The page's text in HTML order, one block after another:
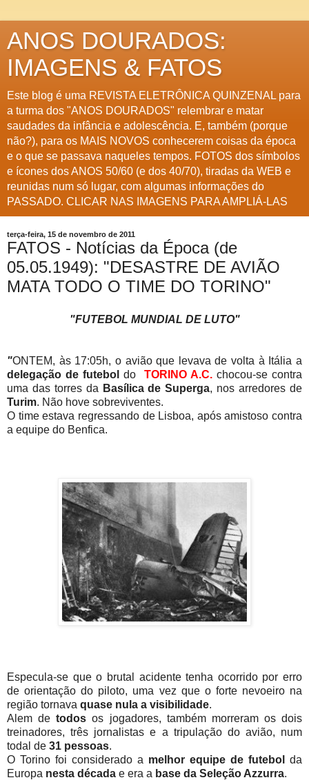
ANOS DOURADOS:
IMAGENS & FATOS
Este blog é uma REVISTA ELETRÔNICA QUINZENAL para
a turma dos "ANOS DOURADOS" relembrar e matar
saudades da infância e adolescência. E, também (porque
não?), para os MAIS NOVOS conhecerem coisas da época
e o que se passava naqueles tempos. FOTOS dos símbolos
e ícones dos ANOS 50/60 (e dos 40/70), tiradas da WEB e
reunidas num só lugar, com algumas informações do
PASSADO. CLICAR NAS IMAGENS PARA AMPLIÁ-LAS
terça-feira, 15 de novembro de 2011
FATOS - Notícias da Época (de
05.05.1949): "DESASTRE DE AVIÃO
MATA TODO O TIME DO TORINO"
"FUTEBOL MUNDIAL DE LUTO"
"ONTEM, às 17:05h, o avião que levava de volta à Itália a
delegação de futebol do TORINO A.C. chocou-se contra
uma das torres da Basílica de Superga, nos arredores de
Turim. Não hove sobreviventes.
O time estava regressando de Lisboa, após amistoso contra
a equipe do Benfica.
Especula-se que o brutal acidente tenha ocorrido por erro
de orientação do piloto, uma vez que o forte nevoeiro na
região tornava quase nula a visibilidade.
Alem detodos os jogadores, também morreram os dois
treinadores, três jornalistas e a tripulação do avião, num
todal de 31 pessoas.
O Torino foi considerado a melhor equipe de futebol
da
Europa nesta década e era a base da Seleção Azzurra.